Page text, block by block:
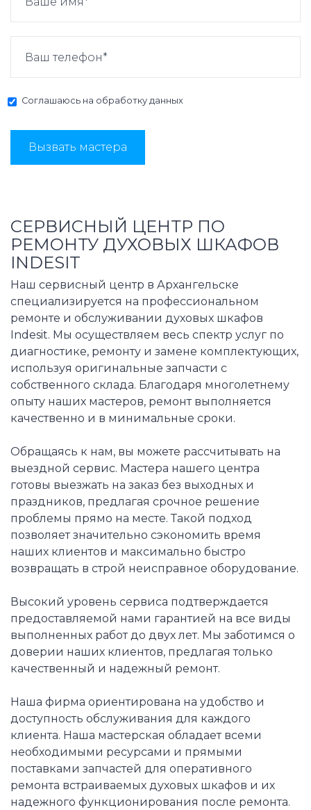
Соглашаюсь на обработку данных
Вызвать мастера
СЕРВИСНЫЙ ЦЕНТР ПО
РЕМОНТУ ДУХОВЫХ ШКАФОВ
INDESIT
Наш сервисный центр в Архангельске
специализируется на профессиональном
ремонте и обслуживании духовых шкафов
Indesit. Мы осуществляем весь спектр услуг по
диагностике, ремонту и замене комплектующих,
используя оригинальные запчасти с
собственного склада. Благодаря многолетнему
опыту наших мастеров, ремонт выполняется
качественно и в минимальные сроки.
Обращаясь к нам, вы можете рассчитывать на
выездной сервис. Мастера нашего центра
готовы выезжать на заказ без выходных и
праздников, предлагая срочное решение
проблемы прямо на месте. Такой подход
позволяет значительно сэкономить время
наших клиентов и максимально быстро
возвращать в строй неисправное оборудование.
Высокий уровень сервиса подтверждается
предоставляемой нами гарантией на все виды
выполненных работ до двух лет. Мы заботимся о
доверии наших клиентов, предлагая только
качественный и надежный ремонт.
Наша фирма ориентирована на удобство и
доступность обслуживания для каждого
клиента. Наша мастерская обладает всеми
необходимыми ресурсами и прямыми
поставками запчастей для оперативного
ремонта встраиваемых духовых шкафов и их
надежного функционирования после ремонта.